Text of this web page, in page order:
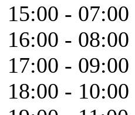
15:00 - 07:00
16:00 - 08:00
17:00 - 09:00
18:00 - 10:00